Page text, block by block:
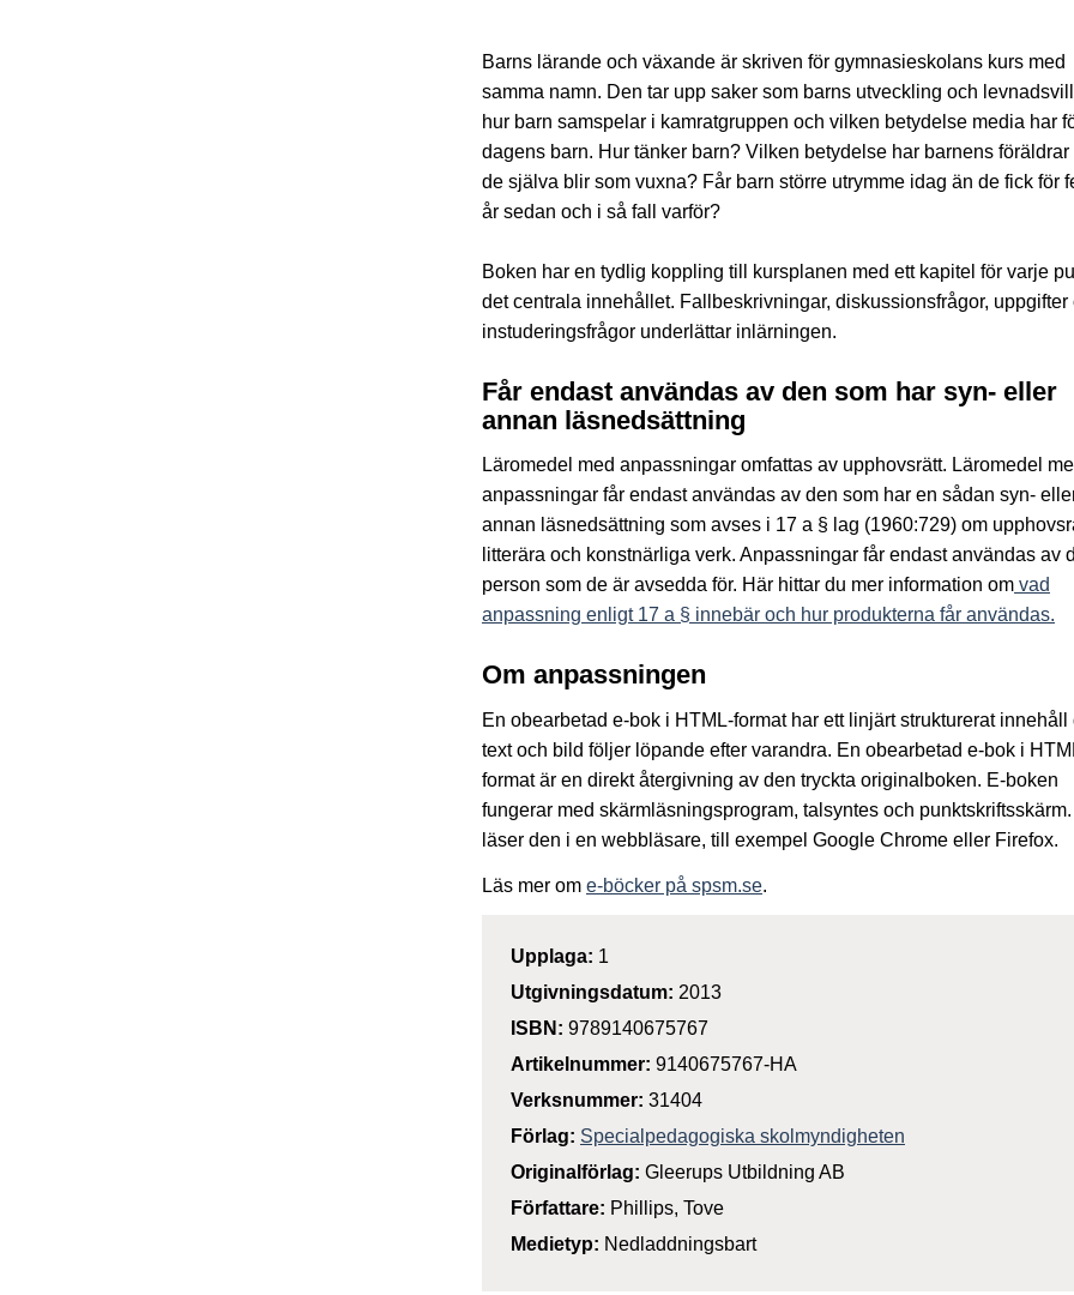
Barns lärande och växande är skriven för gymnasieskolans kurs med
samma namn. Den tar upp saker som barns utveckling och
hur barn samspelar i kamratgruppen och vilken betydelse media har
dagens barn. Hur tänker barn? Vilken betydelse har barnens föräldrar
de själva blir som vuxna? Får barn större utrymme idag än de fick för
år sedan och i så fall varför?
Boken har en tydlig koppling till kursplanen med ett kapitel för varje
det centrala innehållet. Fallbeskrivningar, diskussionsfrågor, uppgifter
instuderingsfrågor underlättar inlärningen.
Får endast användas av den som har syn- eller
annan läsnedsättning
Läromedel med anpassningar omfattas av upphovsrätt. Läromedel
anpassningar får endast användas av den som har en sådan syn-
annan läsnedsättning som avses i 17 a § lag (1960:729) om
litterära och konstnärliga verk. Anpassningar får endast användas av
person som de är avsedda för. Här hittar du mer information omvad
anpassning enligt 17 a § innebär och hur produkterna får användas.
Om anpassningen
En obearbetad e-bok i HTML-format har ett linjärt strukturerat innehåll
text och bild följer löpande efter varandra. En obearbetad e-bok i
format är en direkt återgivning av den tryckta originalboken. E-boken
fungerar med skärmläsningsprogram, talsyntes och
läser den i en webbläsare, till exempel Google Chrome eller Firefox.
Läs mer om e-böcker på spsm.se.
Upplaga: 1
Utgivningsdatum: 2013
ISBN: 9789140675767
Artikelnummer: 9140675767-HA
Verksnummer: 31404
Förlag: Specialpedagogiska skolmyndigheten
Originalförlag: Gleerups Utbildning AB
Författare: Phillips, Tove
Medietyp: Nedladdningsbart